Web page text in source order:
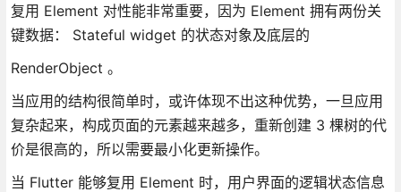
复用 Element 对性能非常重要，因为 Element 拥有两份关
键数据： Stateful widget 的状态对象及底层的
RenderObject 。
当应用的结构很简单时，或许体现不出这种优势，一旦应用
复杂起来，构成页面的元素越来越多，重新创建 3 棵树的代
价是很高的，所以需要最小化更新操作。
当 Flutter 能够复用 Element 时，用户界面的逻辑状态信息